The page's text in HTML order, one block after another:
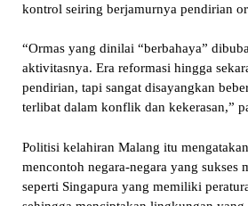
kontrol seiring berjamurnya pendirian
“Ormas yang dinilai “berbahaya”
aktivitasnya. Era reformasi hingga
pendirian, tapi sangat disayangkan
terlibat dalam konflik dan kekerasan,”
Politisi kelahiran Malang itu
mencontoh negara-negara yang sukses
seperti Singapura yang memiliki